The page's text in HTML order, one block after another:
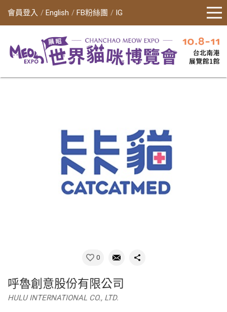
會員登入 English FB粉絲團 IG
0
呼魯創意股份有限公司
HULU INTERNATIONAL CO., LTD.